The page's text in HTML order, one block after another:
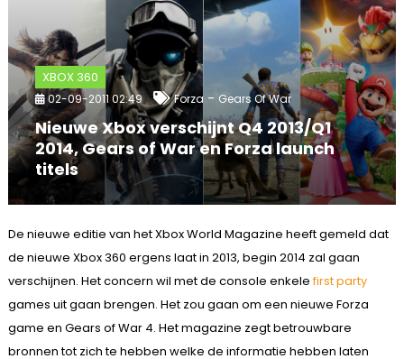
XBOX 360
02-09-2011 02:49 Forza - Gears Of War
Nieuwe Xbox verschijnt Q4 2013/Q1
2014, Gears of War en Forza launch
titels
De nieuwe editie van het Xbox World Magazine heeft gemeld dat
de nieuwe Xbox 360 ergens laat in 2013, begin 2014 zal gaan
verschijnen. Het concern wil met de console enkelefirst party
games uit gaan brengen. Het zou gaan om een nieuwe Forza
game en Gears of War 4. Het magazine zegt betrouwbare
bronnen tot zich te hebben welke de informatie hebben laten